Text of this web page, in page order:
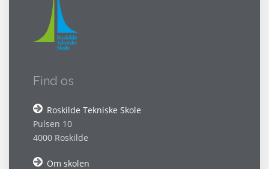
Find os
Roskilde Tekniske Skole
Pulsen 10
4000 Roskilde
Om skolen